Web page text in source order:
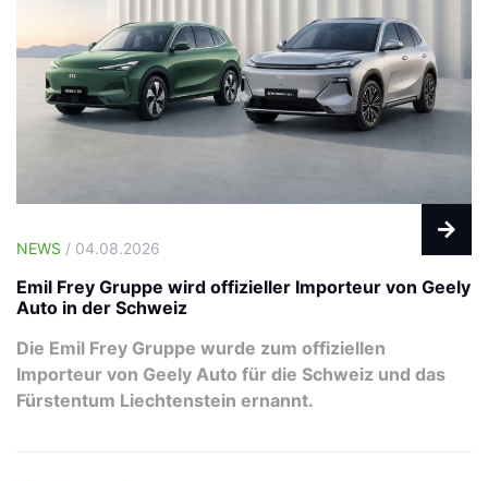
NEWS / 04.08.2026
Emil Frey Gruppe wird offizieller Importeur von Geely
Auto in der Schweiz
Die Emil Frey Gruppe wurde zum offiziellen
Importeur von Geely Auto für die Schweiz und das
Fürstentum Liechtenstein ernannt.